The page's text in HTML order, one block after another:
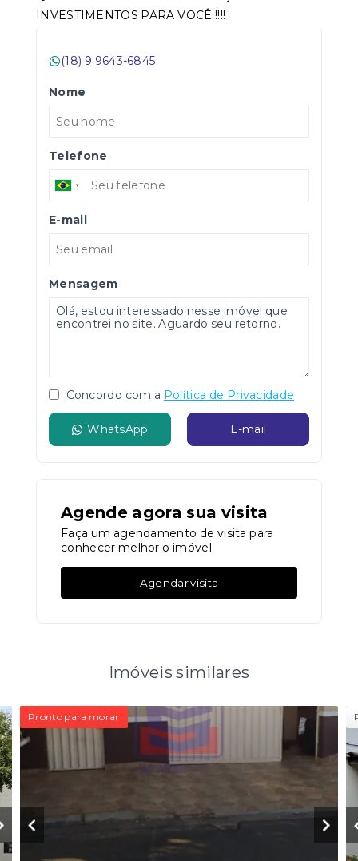
INVESTIMENTOS PARA VOCÊ !!!!
(18) 9 9643-6845
Nome
Telefone
E-mail
Mensagem
Concordo com a Política de Privacidade
WhatsApp E-mail
Agende agora sua visita
Faça um agendamento de visita para
conhecer melhor o imóvel.
Agendar visita
Imóveis similares
Pronto para morar